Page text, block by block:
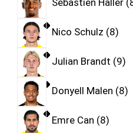
Sebastien Haller
Nico Schulz 8
Julian Brandt 9
Donyell Malen 8
Emre Can 8